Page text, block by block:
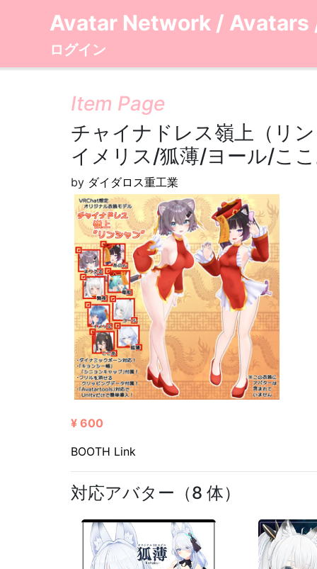
Avatar Network / Avatars
ログイン
Item Page
チャイナドレス嶺上（リ
イメリス/狐薄/ヨール/こ
by ダイダロス重工業
¥ 600
BOOTH Link
対応アバター（8 体）